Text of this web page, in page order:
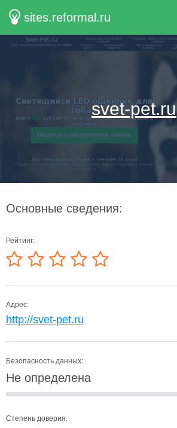
sites.reformal.ru
svet-pet.ru
Основные сведения:
Рейтинг:
Адрес:
http://svet-pet.ru
Безопасность данных:
Не определена
Степень доверия: